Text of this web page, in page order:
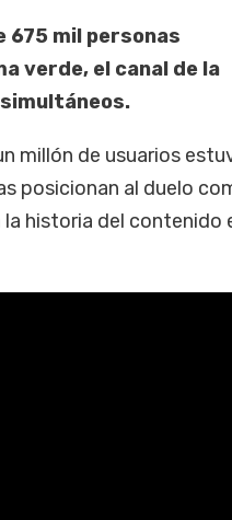
675 mil personas
verde, el canal de la
millón de usuarios
posicionan al duelo
historia del contenido